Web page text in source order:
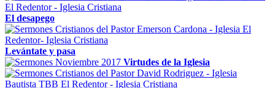
El desapego
Levántate y pasa
Virtudes de la Iglesia